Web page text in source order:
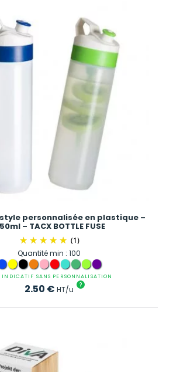
personnalisée en plastique –
– TACX BOTTLE FUSE
(1)
Quantité min : 100
INDICATIF SANS PERSONNALISATION
2.50 € HT/u ?